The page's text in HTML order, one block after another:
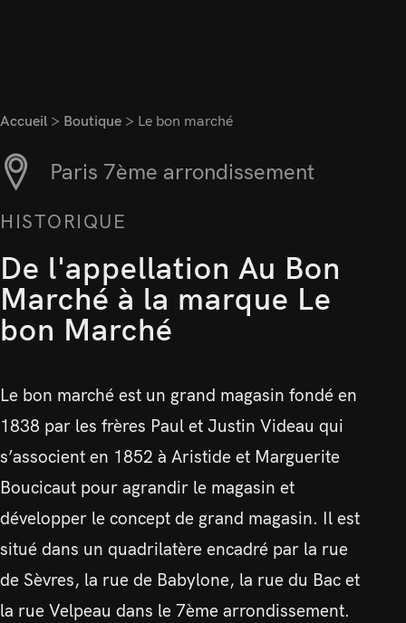
Accueil > Boutique > Le bon marché
Paris 7ème arrondissement
HISTORIQUE
De l'appellation Au Bon
Marché à la marque Le
bon Marché
Le bon marché est un grand magasin fondé en
1838 par les frères Paul et Justin Videau qui
s’associent en 1852 à Aristide et Marguerite
Boucicaut pour agrandir le magasin et
développer le concept de grand magasin. Il est
situé dans un quadrilatère encadré par la rue
de Sèvres, la rue de Babylone, la rue du Bac et
la rue Velpeau dans le 7ème arrondissement.